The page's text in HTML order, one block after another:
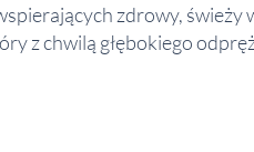
zdrowy, świeży
z chwilą głębokiego